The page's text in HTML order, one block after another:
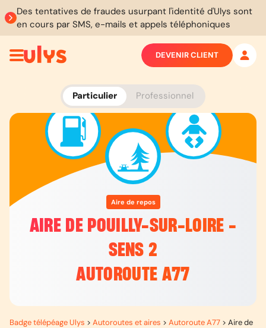
Des tentatives de fraudes usurpant l'identité d'Ulys sont
en cours par SMS, e-mails et appels téléphoniques
Particulier Professionnel
DEVENIR CLIENT
Aire de repos
AIRE DE POUILLY-SUR-LOIRE -
SENS 2
AUTOROUTE A77
Badge télépéage Ulys > Autoroutes et aires > Autoroute A77 > Aire de